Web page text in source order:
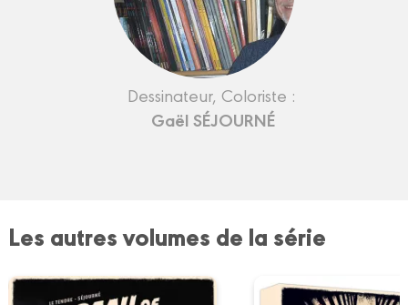
Dessinateur, Coloriste :
Gaël SÉJOURNÉ
Les autres volumes de la série